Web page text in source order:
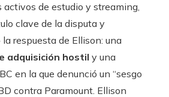
activos de estudio y streaming,
clave de la disputa y
respuesta de Ellison: una
adquisición hostil y una
en la que denunció un “sesgo
contra Paramount. Ellison